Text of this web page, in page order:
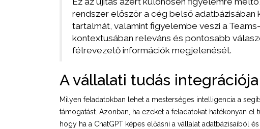
rendszer először a cég belső
tartalmát, valamint figyelembe veszi a
kontextusában releváns és pontosabb
félrevezető információk megjelenését.
A vállalati tudás
Milyen feladatokban lehet a mesterséges intelligencia a
támogatást. Azonban, ha ezeket a feladatokat hatékonyan el
hogy ha a ChatGPT képes előásni a vállalat adatbázisaiból